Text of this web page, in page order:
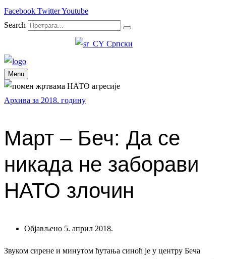
Facebook TwitterYoutube
Search
Српски
Menu
Архива за 2018. годину
Март – Беч: Да се
никада не заборави
НАТО злочин
Објављено 5. април 2018.
Звуком сирене и минутом ћутања синоћ је у центру Беча